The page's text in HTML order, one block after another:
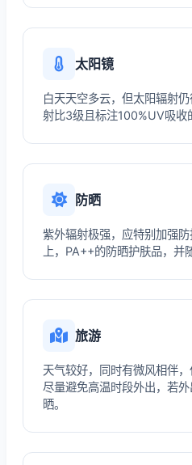
太阳镜
白天天空多云，但太阳辐射
射比3级且标注100%UV吸收
防晒
紫外辐射极强，应特别加强
上，PA++的防晒护肤品，并
旅游
天气较好，同时有微风相伴
尽量避免高温时段外出，若
晒。